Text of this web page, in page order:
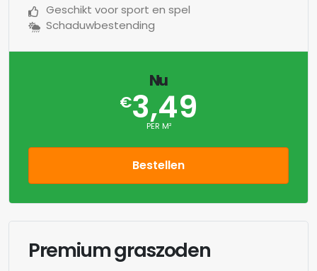
Geschikt voor sport en spel
Schaduwbestending
Nu
€3,49
PER M²
Bestellen
Premium graszoden